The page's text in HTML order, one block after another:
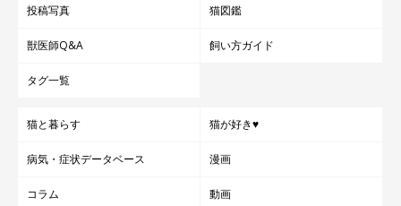
投稿写真 猫図鑑
獣医師Q&A 飼い方ガイド
タグ一覧
猫と暮らす 猫が好き♥
病気・症状データベース 漫画
コラム 動画